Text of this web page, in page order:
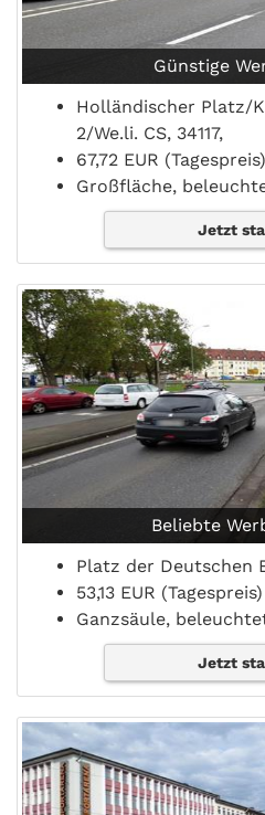
Günstige
Holländischer Platz/
2/We.li. CS, 34117,
67,72 EUR (Tagespreis)
Großfläche,
Jetzt
Beliebte
Platz der Deutschen
53,13 EUR (Tagespreis)
Ganzsäule,
Jetzt